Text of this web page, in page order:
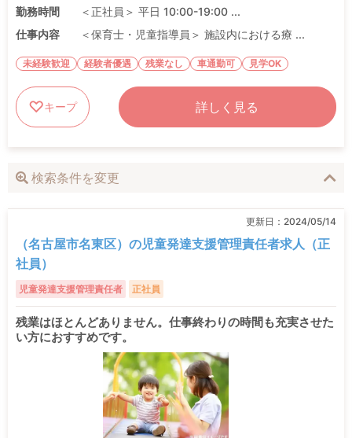
勤務時間
＜正社員＞ 平日 10:00-19:00 ...
仕事内容
＜保育士・児童指導員＞ 施設内における療 ...
未経験歓迎 経験者優遇 残業なし 車通勤可 見学OK
キープ 詳しく見る
検索条件を変更
更新日： 2024/05/14
（名古屋市名東区）の児童発達支援管理責任者求人（正
社員）
児童発達支援管理責任者 正社員
残業はほとんどありません。仕事終わりの時間も充実させた
い方におすすめです。